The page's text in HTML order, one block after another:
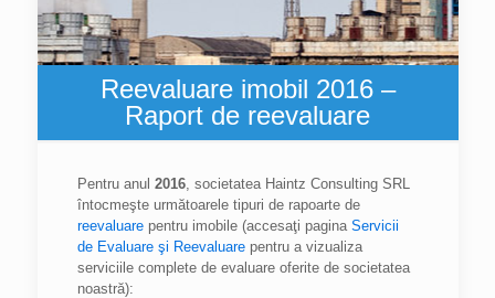
Reevaluare imobil 2016 –
Raport de reevaluare
Pentru anul 2016, societatea Haintz Consulting SRL
întocmeşte următoarele tipuri de rapoarte de
reevaluarepentru imobile (accesaţi pagina Servicii
de Evaluare şi Reevaluarepentru a vizualiza
serviciile complete de evaluare oferite de societatea
noastră):